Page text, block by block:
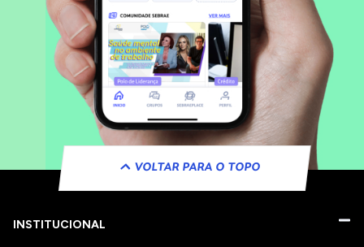
VOLTAR PARA O TOPO
INSTITUCIONAL